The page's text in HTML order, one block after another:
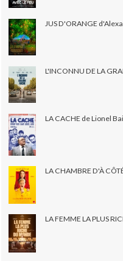
JUS D'ORANGE
L'INCONNU DE LA
LA CACHE de Lionel
LA CHAMBRE D'À
LA FEMME LA PLUS